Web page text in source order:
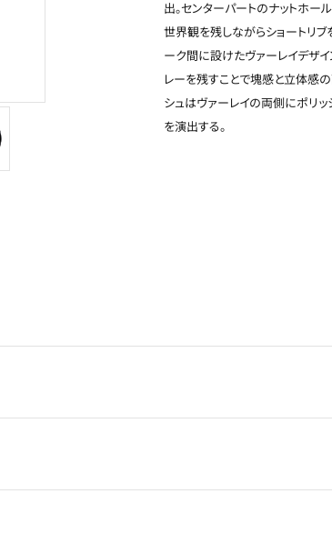
セミグロスブラック/デュアルポリッシュ(SBP)(17×6.5J)
出。センターパートのナットホ
世界観を残しながらショートリブ
ーク間に設けたヴァーレイデザ
レーを残すことで塊感と立体感
シュはヴァーレイの両側にポリ
を演出する。